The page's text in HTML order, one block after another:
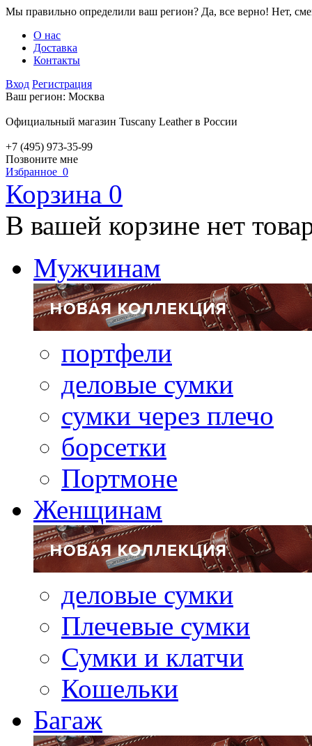
Мы правильно определили ваш регион? Да, все верно! Нет,
О нас
Доставка
Контакты
Вход Регистрация
Ваш регион: Москва
Официальный магазин Tuscany Leather в России
+7 (495) 973-35-99
Позвоните мне
Избранное 0
Корзина 0
В вашей корзине нет
Мужчинам
портфели
деловые сумки
сумки через плечо
борсетки
Портмоне
Женщинам
деловые сумки
Плечевые сумки
Сумки и клатчи
Кошельки
Багаж